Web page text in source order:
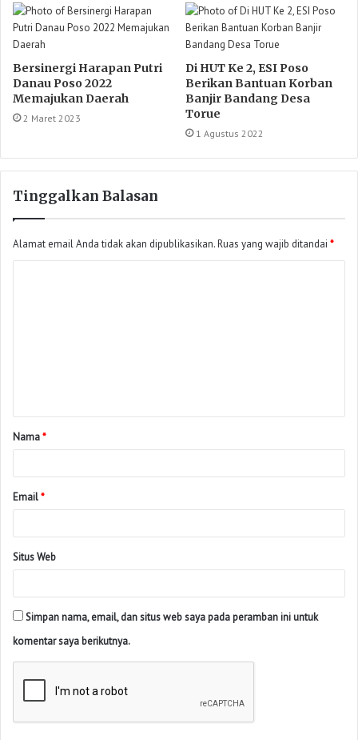
Bersinergi Harapan Putri
Danau Poso 2022
Memajukan Daerah
2 Maret 2023
Di HUT Ke 2, ESI Poso
Berikan Bantuan Korban
Banjir Bandang Desa
Torue
1 Agustus 2022
Tinggalkan Balasan
Alamat email Anda tidak akan dipublikasikan.Ruas yang wajib ditandai *
Nama*
Email*
Situs Web
Simpan nama, email, dan situs web saya pada peramban ini untuk
komentar saya berikutnya.